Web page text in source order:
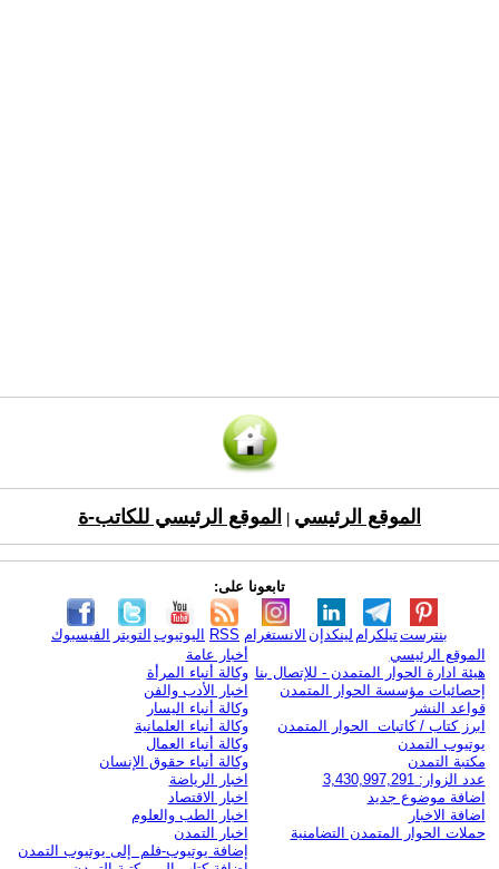
الموقع الرئيسي الموقع الرئيسي للكاتب-ة
تابعونا على:
الفيسبوك التويتر اليوتيوب RSS الانستغرام لينكدإن تيلكرامبنترست
الموقع الرئيسي
هيئة ادارة الحوار المتمدن - للإتصال بنا
إحصائيات مؤسسة الحوار المتمدن
قواعد النشر
ابرز كتاب / كاتبات الحوار المتمدن
يوتيوب التمدن
مكتبة التمدن
عدد الزوار: 3,430,997,291
اضافة موضوع جديد
اضافة الاخبار
حملات الحوار المتمدن التضامنية
أخبار عامة
وكالة أنباء المرأة
اخبار الأدب والفن
وكالة أنباء اليسار
وكالة أنباء العلمانية
وكالة أنباء العمال
وكالة أنباء حقوق الإنسان
اخبار الرياضة
اخبار الاقتصاد
اخبار الطب والعلوم
اخبار التمدن
إضافة يوتيوب-فلم إلى يوتيوب التمدن